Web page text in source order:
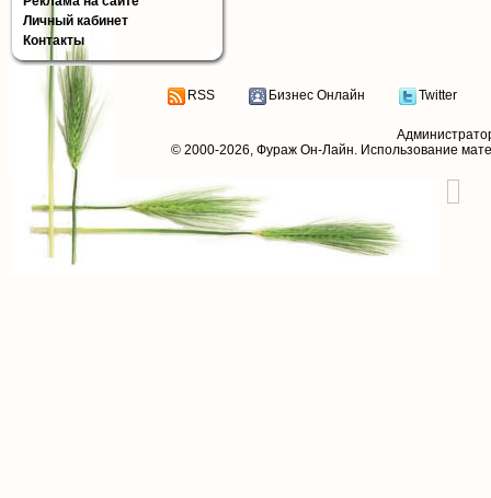
Личный кабинет
Контакты
RSS Бизнес Онлайн Twitter
© 2000-2026, Фураж Он-Лайн. Использование